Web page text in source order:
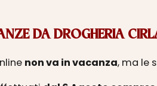
DA DROGHERIA
non va in vacanza, ma le